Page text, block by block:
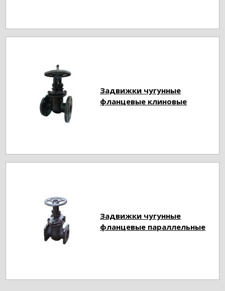
Задвижки чугунные
фланцевые клиновые
Задвижки чугунные
фланцевые параллельные